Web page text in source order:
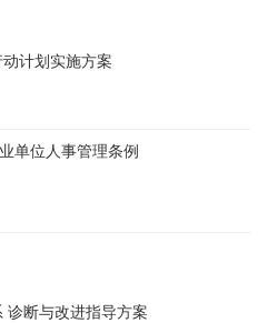
计划实施方案
单位人事管理条例
诊断与改进指导方案